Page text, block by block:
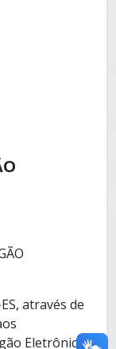
através de
Eletrônico